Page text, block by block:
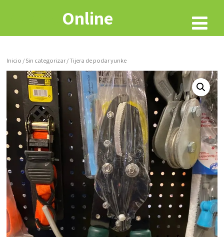
Online
Inicio /Sin categorizar/ Tijera de podar yunke